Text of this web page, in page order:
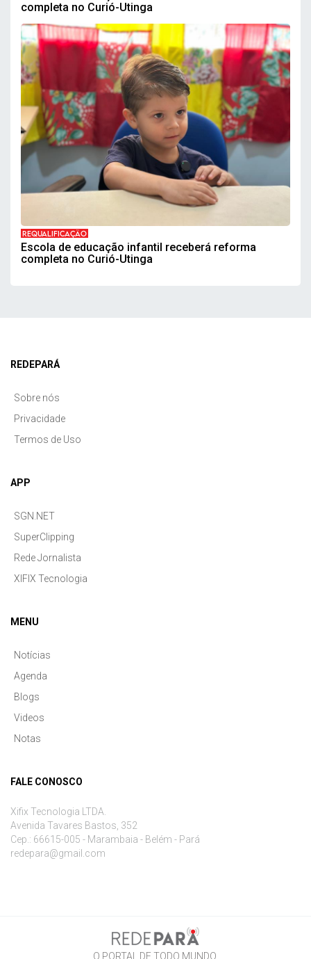
completa no Curió-Utinga
REQUALIFICAÇÃO
Escola de educação infantil receberá reforma
completa no Curió-Utinga
REDEPARÁ
Sobre nós
Privacidade
Termos de Uso
APP
SGN.NET
SuperClipping
Rede Jornalista
XIFIX Tecnologia
MENU
Notícias
Agenda
Blogs
Videos
Notas
FALE CONOSCO
Xifix Tecnologia LTDA.
Avenida Tavares Bastos, 352
Cep.: 66615-005 - Marambaia - Belém - Pará
redepara@gmail.com
O PORTAL DE TODO MUNDO.